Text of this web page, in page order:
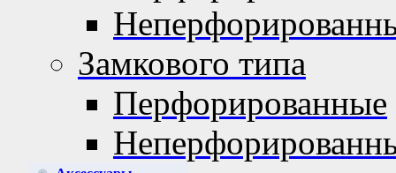
Замкового типа
Перфорированные